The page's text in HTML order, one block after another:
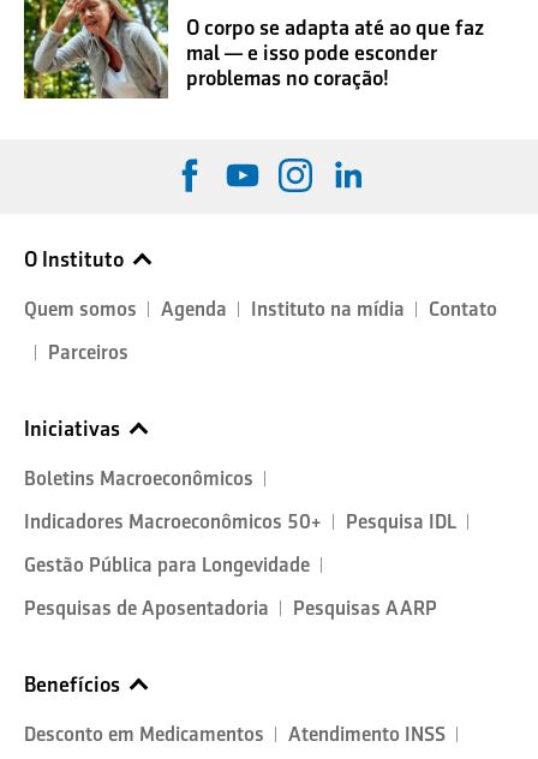
O corpo se adapta até ao que faz
mal — e isso pode esconder
problemas no coração!
O Instituto
Quem somos Agenda Instituto na mídia
Contato
Parceiros
Iniciativas
Boletins Macroeconômicos
Indicadores Macroeconômicos 50+
Pesquisa IDL
Gestão Pública para Longevidade
Pesquisas de Aposentadoria
Pesquisas AARP
Benefícios
Desconto em Medicamentos
Atendimento INSS